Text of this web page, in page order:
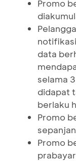
Promo
data
selama
didapat
berlaku
Promo
Promo
prabayar